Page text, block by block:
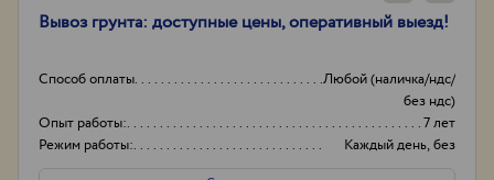
Вывоз грунта: доступные цены, оперативный выезд!
Способ оплаты
Любой (наличка/ндс/
без ндс)
Опыт работы:
7 лет
Режим работы:
Каждый день, без
выходных